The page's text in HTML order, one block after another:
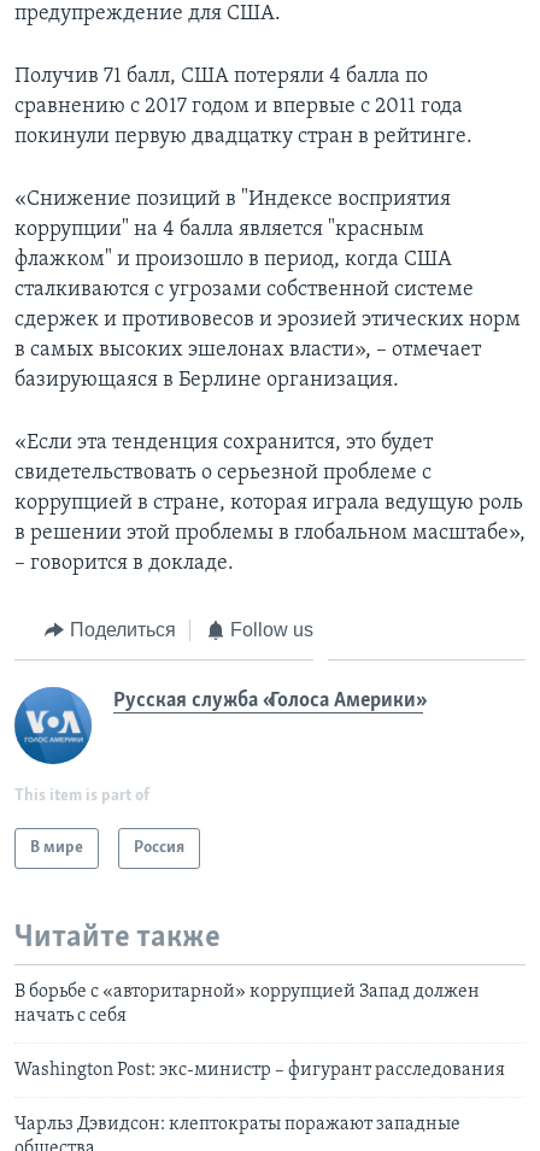
предупреждение для США.
Получив 71 балл, США потеряли 4 балла по
сравнению с 2017 годом и впервые с 2011 года
покинули первую двадцатку стран в рейтинге.
«Снижение позиций в "Индексе восприятия
коррупции" на 4 балла является "красным
флажком" и произошло в период, когда США
сталкиваются с угрозами собственной системе
сдержек и противовесов и эрозией этических норм
в самых высоких эшелонах власти», – отмечает
базирующаяся в Берлине организация.
«Если эта тенденция сохранится, это будет
свидетельствовать о серьезной проблеме с
коррупцией в стране, которая играла ведущую роль
в решении этой проблемы в глобальном масштабе»,
– говорится в докладе.
Поделиться Follow us
Русская служба «Голоса Америки»
This item is part of
В мире Россия
Читайте также
В борьбе с «авторитарной» коррупцией Запад должен
начать с себя
Washington Post: экс-министр – фигурант расследования
Чарльз Дэвидсон: клептократы поражают западные